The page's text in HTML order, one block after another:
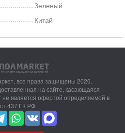
Зеленый
Китай
все права защищены 2026.
на сайте, касающаяся
не является офертой определяемой в
ст.437 ГК РФ.